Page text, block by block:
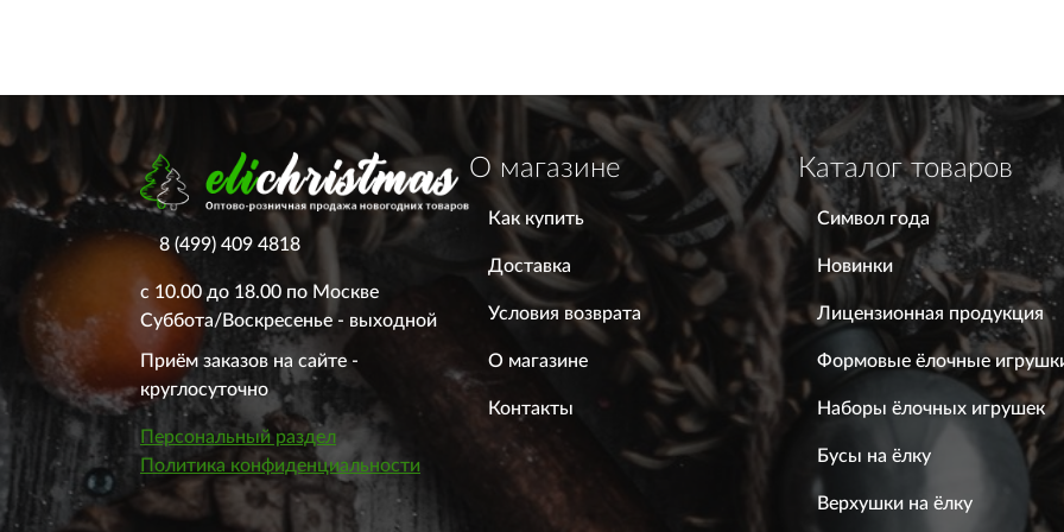
О магазине
Как купить
Доставка
Условия возврата
О магазине
Контакты
Каталог товаров
Символ года
Новинки
Лицензионная продукция
Формовые ёлочные
Наборы ёлочных игрушек
Бусы на ёлку
Верхушки на ёлку
8 (499) 409 4818
с 10.00 до 18.00 по Москве
Суббота/Воскресенье - выходной
Приём заказов на сайте -
круглосуточно
Персональный раздел
Политика конфиденциальности